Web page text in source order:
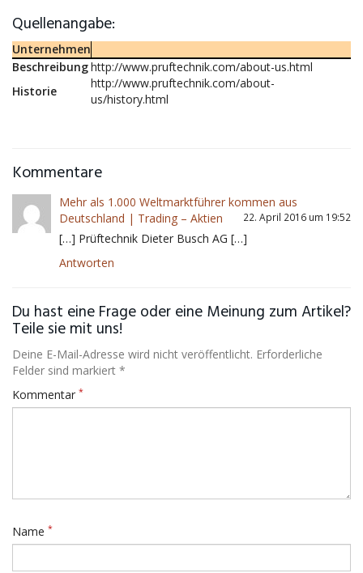
Quellenangabe:
Unternehmen
Beschreibunghttp://www.pruftechnik.com/about-us.html
Historie
http://www.pruftechnik.com/about-
us/history.html
Kommentare
Mehr als 1.000 Weltmarktführer kommen aus
Deutschland | Trading – Aktien
22. April 2016 um 19:52
[…] Prüftechnik Dieter Busch AG […]
Antworten
Du hast eine Frage oder eine Meinung zum Artikel?
Teile sie mit uns!
Deine E-Mail-Adresse wird nicht veröffentlicht. Erforderliche
Felder sind markiert *
Kommentar *
Name *